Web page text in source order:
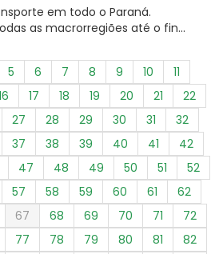
em todo o Paraná.
as macrorregiões até o fin...
5 6 7 8 9 10
11
17 18 19 20 21
22
27 28 29 30 31
32
37 38 39 40 41
42
47 48 49 50 51
52
57 58 59 60 61
62
67 68 69 70 71
72
77 78 79 80 81
82